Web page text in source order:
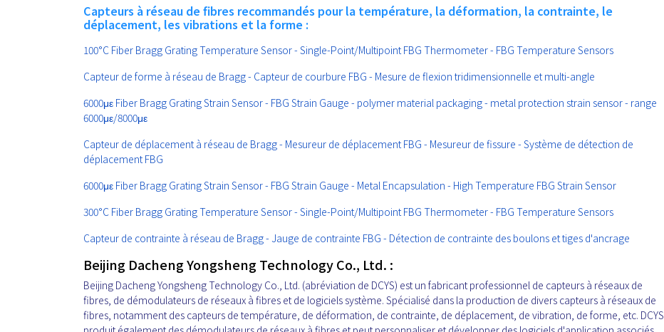
Capteurs à réseau de fibres recommandés pour la température, la déformation, la contrainte, le
déplacement, les vibrations et la forme :
100°C Fiber Bragg Grating Temperature Sensor - Single-Point/Multipoint FBG Thermometer - FBG Temperature Sensors
Capteur de forme à réseau de Bragg - Capteur de courbure FBG - Mesure de flexion tridimensionnelle et multi-angle
6000με Fiber Bragg Grating Strain Sensor - FBG Strain Gauge - polymer material packaging - metal protection strain sensor - range
6000με/8000με
Capteur de déplacement à réseau de Bragg - Mesureur de déplacement FBG - Mesureur de fissure - Système de détection de
déplacement FBG
6000με Fiber Bragg Grating Strain Sensor - FBG Strain Gauge - Metal Encapsulation - High Temperature FBG Strain Sensor
300°C Fiber Bragg Grating Temperature Sensor - Single-Point/Multipoint FBG Thermometer - FBG Temperature Sensors
Capteur de contrainte à réseau de Bragg - Jauge de contrainte FBG - Détection de contrainte des boulons et tiges d'ancrage
Beijing Dacheng Yongsheng Technology Co., Ltd. :
Beijing Dacheng Yongsheng Technology Co., Ltd. (abréviation de DCYS) est un fabricant professionnel de capteurs à réseaux de
fibres, de démodulateurs de réseaux à fibres et de logiciels système. Spécialisé dans la production de divers capteurs à réseaux de
fibres, notamment des capteurs de température, de déformation, de contrainte, de déplacement, de vibration, de forme, etc. DCYS